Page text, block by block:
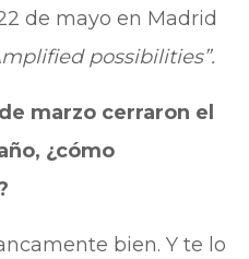
de mayo en Madrid
possibilities”.
marzo cerraron el
¿cómo
bien. Y te lo